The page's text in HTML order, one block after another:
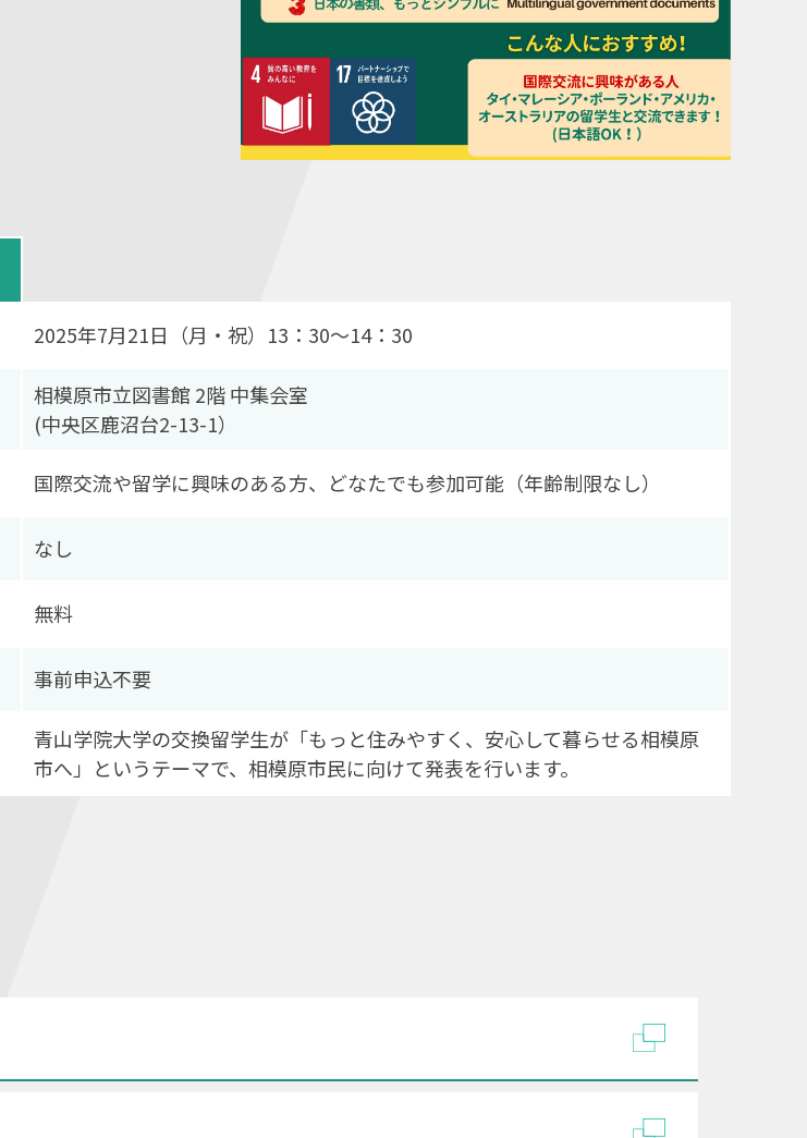
2025年7月21日（月・祝）13：30～14：30
相模原市立図書館 2階 中集会室
(中央区鹿沼台2-13-1）
国際交流や留学に興味のある方、どなたでも参加可能（年齢制限なし）
なし
無料
事前申込不要
青山学院大学の交換留学生が「もっと住みやすく、安心して暮らせる相模原
市へ」というテーマで、相模原市民に向けて発表を行います。